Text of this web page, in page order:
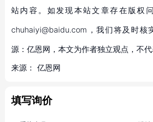
站内容。如发现本站文章存在版权
chuhaiyi@baidu.com，我们将及时核
源：亿恩网，本文为作者独立观点，不代
来源： 亿恩网
填写询价